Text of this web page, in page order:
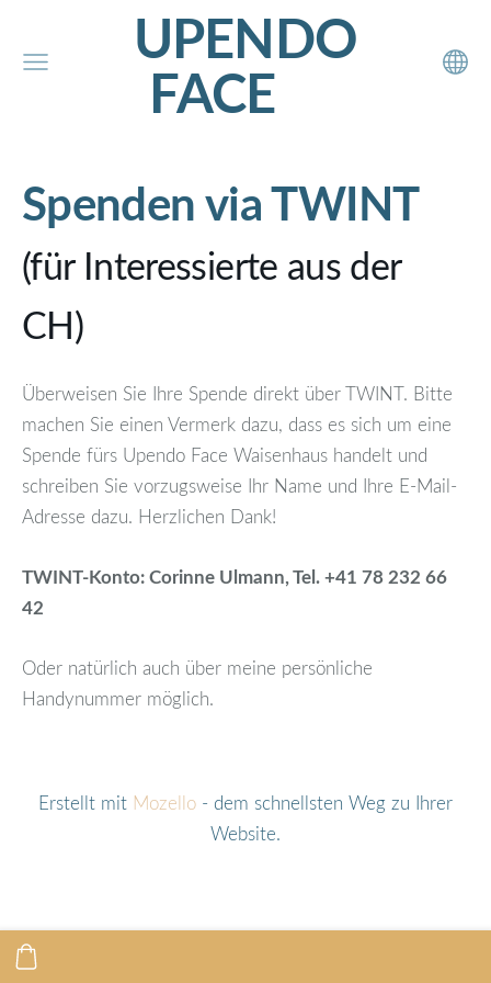
UPENDO
FACE
Spenden via TWINT
(für Interessierte aus der
CH)
Überweisen Sie Ihre Spende direkt über TWINT. Bitte
machen Sie einen Vermerk dazu, dass es sich um eine
Spende fürs Upendo Face Waisenhaus handelt und
schreiben Sie vorzugsweise Ihr Name und Ihre E-Mail-
Adresse dazu. Herzlichen Dank!
TWINT-Konto: Corinne Ulmann, Tel. +41 78 232 66
42
Oder natürlich auch über meine persönliche
Handynummer möglich.
Erstellt mit Mozello - dem schnellsten Weg zu Ihrer
Website.